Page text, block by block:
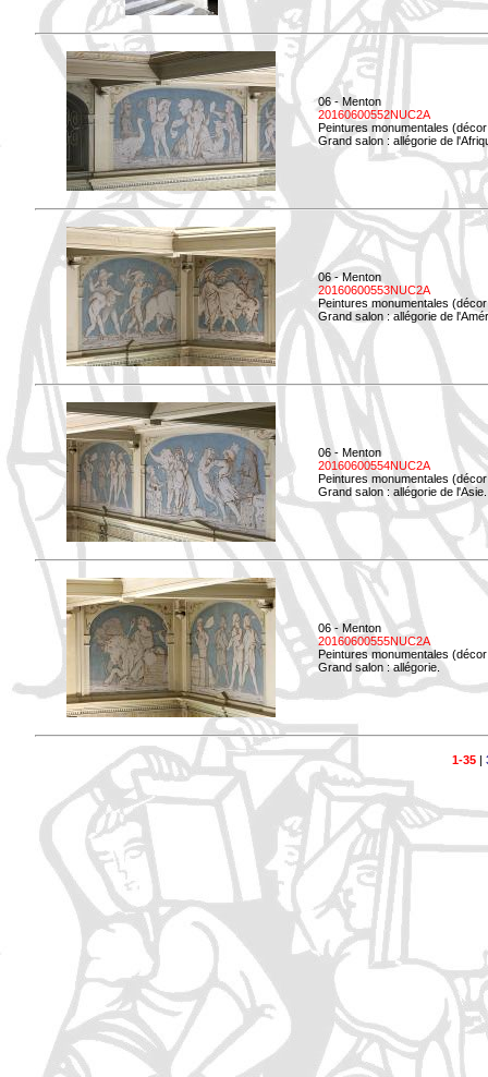
06 - Menton
20160600552NUC2A
Peintures monumentales
Grand salon : allégorie de
06 - Menton
20160600553NUC2A
Peintures monumentales
Grand salon : allégorie de
06 - Menton
20160600554NUC2A
Peintures monumentales
Grand salon : allégorie de l'Asie.
06 - Menton
20160600555NUC2A
Peintures monumentales
Grand salon : allégorie.
1-35|